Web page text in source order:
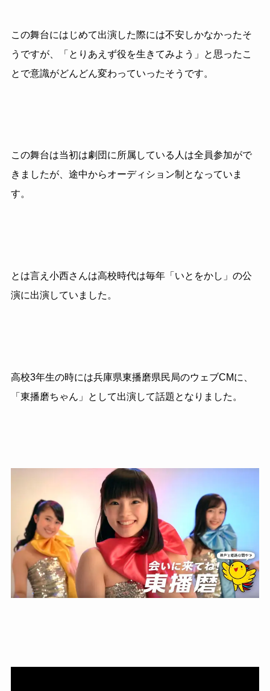
この舞台にはじめて出演した際には不安しかなかったそ
うですが、「とりあえず役を生きてみよう」と思ったこ
とで意識がどんどん変わっていったそうです。
この舞台は当初は劇団に所属している人は全員参加がで
きましたが、途中からオーディション制となっていま
す。
とは言え小西さんは高校時代は毎年「いとをかし」の公
演に出演していました。
高校3年生の時には兵庫県東播磨県民局のウェブCMに、
「東播磨ちゃん」として出演して話題となりました。